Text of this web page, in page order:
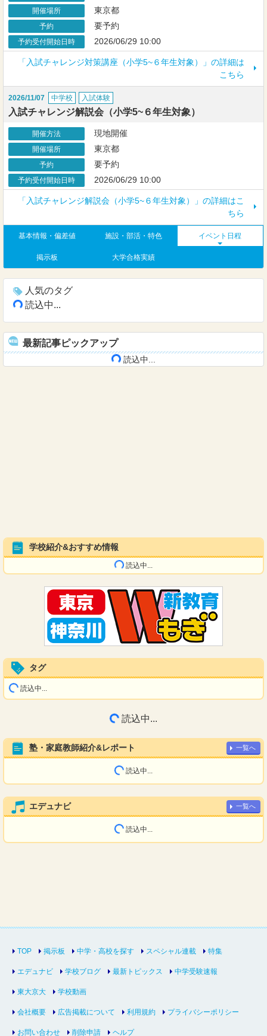
開催場所 東京都
予約 要予約
予約受付開始日時 2026/06/29 10:00
「入試チャレンジ対策講座（小学5~６年生対象）」の詳細は
こちら
2026/11/07 中学校 入試体験
入試チャレンジ解説会（小学5~６年生対象）
開催方法 現地開催
開催場所 東京都
予約 要予約
予約受付開始日時 2026/06/29 10:00
「入試チャレンジ解説会（小学5~６年生対象）」の詳細はこ
ちら
基本情報・偏差値 施設・部活・特色 イベント日程
掲示板 大学合格実績
人気のタグ
読込中...
最新記事ピックアップ
読込中...
学校紹介&おすすめ情報
読込中...
タグ
読込中...
読込中...
塾・家庭教師紹介&レポート 一覧へ
読込中...
エデュナビ 一覧へ
読込中...
TOP 掲示板 中学・高校を探す スペシャル連載 特集
エデュナビ 学校ブログ 最新トピックス 中学受験速報
東大京大 学校動画
会社概要 広告掲載について 利用規約 プライバシーポリシー
お問い合わせ 削除申請 ヘルプ